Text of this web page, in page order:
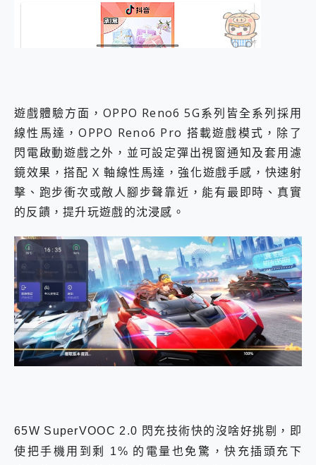
遊戲體驗方面，OPPO Reno6 5G系列皆全系列採用
線性馬達，OPPO Reno6 Pro 搭載遊戲模式，除了
閃電啟動遊戲之外，並可設定彈出視窗通知及套用濾
鏡效果，搭配 X 軸線性馬達，強化遊戲手感，快速射
擊、跑步衝次或敵人腳步聲靠近，能有最即時、真實
的反饋，提升玩遊戲的沈浸感。
65W SuperVOOC 2.0 閃充技術快的沒啥好挑剔，即
使把手機用到剩 1% 的電量也免驚，快充插頭充下